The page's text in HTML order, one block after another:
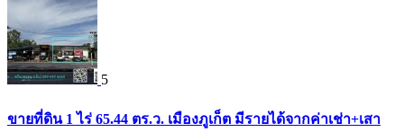
5
ขายที่ดิน 1 ไร่ 65.44 ตร.ว. เมืองภูเก็ต มีรายได้จากค่าเช่า+เสา